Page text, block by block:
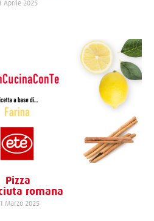
Aprile 2025
Pizza
romana
Marzo 2025